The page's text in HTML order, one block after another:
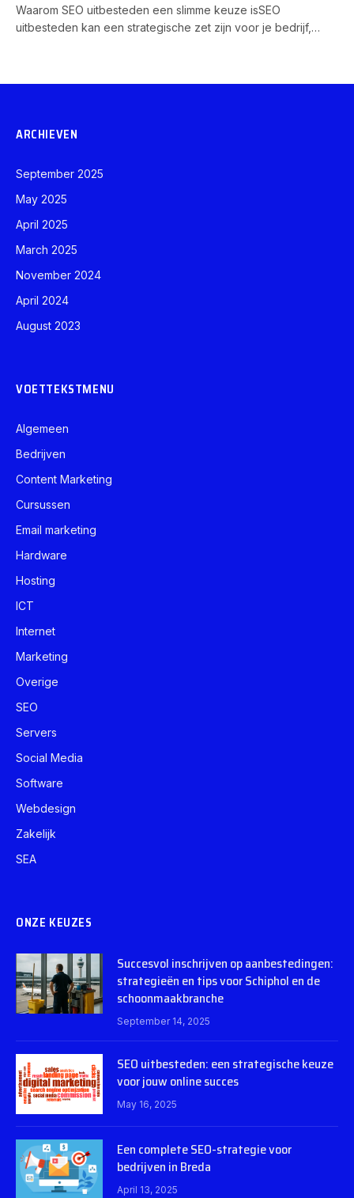
Waarom SEO uitbesteden een slimme keuze isSEO
uitbesteden kan een strategische zet zijn voor je bedrijf,…
ARCHIEVEN
September 2025
May 2025
April 2025
March 2025
November 2024
April 2024
August 2023
VOETTEKSTMENU
Algemeen
Bedrijven
Content Marketing
Cursussen
Email marketing
Hardware
Hosting
ICT
Internet
Marketing
Overige
SEO
Servers
Social Media
Software
Webdesign
Zakelijk
SEA
ONZE KEUZES
Succesvol inschrijven op aanbestedingen:
strategieën en tips voor Schiphol en de
schoonmaakbranche
September 14, 2025
SEO uitbesteden: een strategische keuze
voor jouw online succes
May 16, 2025
Een complete SEO-strategie voor
bedrijven in Breda
April 13, 2025